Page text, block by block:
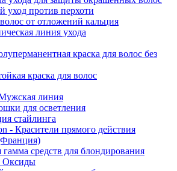
уход против перхоти
от отложений кальция
линия ухода
краска для волос без
краска для волос
линия
для осветления
стайлинга
- Красители прямого действия
средств для блондирования
Оксиды